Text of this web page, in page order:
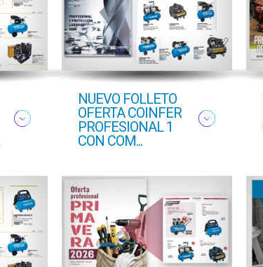
NUEVO FOLLETO
OFERTA COINFER
PROFESIONAL 1
CON COM...